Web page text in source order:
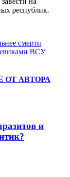
республик.
смерти
ВСУ
ОТ АВТОРА
и